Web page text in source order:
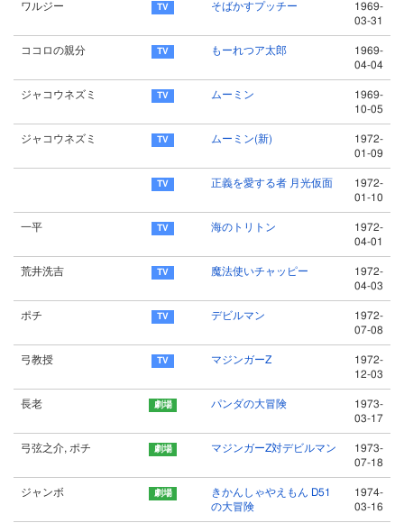
ワルジー そばかすプッチー
1969-
03-31
ココロの親分 もーれつア太郎
1969-
04-04
ジャコウネズミ ムーミン
1969-
10-05
ジャコウネズミ ムーミン(新)
1972-
01-09
正義を愛する者 月光仮面
1972-
01-10
一平 海のトリトン
1972-
04-01
荒井洗吉 魔法使いチャッピー
1972-
04-03
ポチ デビルマン
1972-
07-08
弓教授 マジンガーZ
1972-
12-03
長老 パンダの大冒険
1973-
03-17
弓弦之介, ポチ マジンガーZ対デビルマン
1973-
07-18
ジャンボ
きかんしゃやえもん D51
の大冒険
1974-
03-16